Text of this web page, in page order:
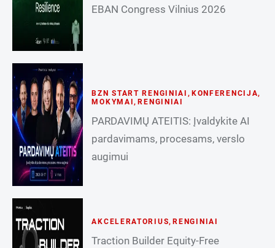
EBAN Congress Vilnius 2026
BZN START RENGINIAI , KONFERENCIJA,
MOKYMAI, RENGINIAI
PARDAVIMŲ ATEITIS: Įvaldykite AI
pardavimams, procesams, verslo
augimui
AKCELERATORIUS, RENGINIAI
Traction Builder Equity-Free